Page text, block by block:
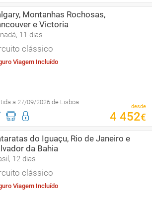
Montanhas Rochosas,
e Victoria
11 dias
clássico
Viagem Incluído
a 27/09/2026 de Lisboa
desde
4 452€
do Iguaçu, Rio de Janeiro e
da Bahia
12 dias
clássico
Viagem Incluído